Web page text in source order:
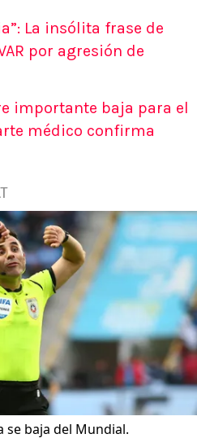
La insólita frase de
por agresión de
importante baja para el
médico confirma
se baja del Mundial.